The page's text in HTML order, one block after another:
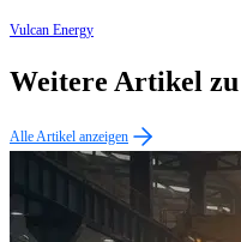
Vulcan Energy
Weitere Artikel
Alle Artikel anzeigen